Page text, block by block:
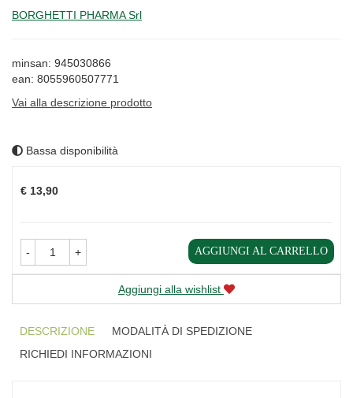
BORGHETTI PHARMA Srl
minsan: 945030866
ean: 8055960507771
Vai alla descrizione prodotto
Bassa disponibilità
€ 13,90
- + AGGIUNGI AL CARRELLO
Aggiungi alla wishlist
DESCRIZIONE
MODALITÀ DI SPEDIZIONE
RICHIEDI INFORMAZIONI